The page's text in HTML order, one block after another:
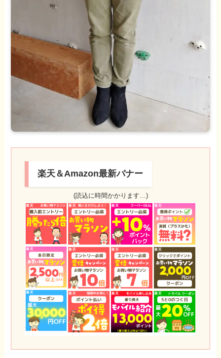
楽天＆Amazon最新バナー
(読込に時間かかります…)